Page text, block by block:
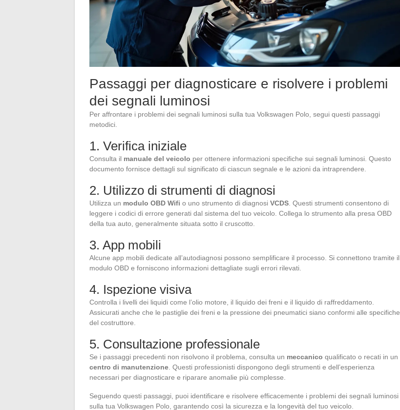
Passaggi per diagnosticare e risolvere i problemi
dei segnali luminosi
Per affrontare i problemi dei segnali luminosi sulla tua Volkswagen Polo, segui questi passaggi
metodici.
1. Verifica iniziale
Consulta il manuale del veicolo per ottenere informazioni specifiche sui segnali luminosi. Questo
documento fornisce dettagli sul significato di ciascun segnale e le azioni da intraprendere.
2. Utilizzo di strumenti di diagnosi
Utilizza un modulo OBD Wifi o uno strumento di diagnosi VCDS . Questi strumenti consentono di
leggere i codici di errore generati dal sistema del tuo veicolo. Collega lo strumento alla presa OBD
della tua auto, generalmente situata sotto il cruscotto.
3. App mobili
Alcune app mobili dedicate all’autodiagnosi possono semplificare il processo. Si connettono tramite il
modulo OBD e forniscono informazioni dettagliate sugli errori rilevati.
4. Ispezione visiva
Controlla i livelli dei liquidi come l’olio motore, il liquido dei freni e il liquido di raffreddamento.
Assicurati anche che le pastiglie dei freni e la pressione dei pneumatici siano conformi alle specifiche
del costruttore.
5. Consultazione professionale
Se i passaggi precedenti non risolvono il problema, consulta un meccanico qualificato o recati in un
centro di manutenzione . Questi professionisti dispongono degli strumenti e dell’esperienza
necessari per diagnosticare e riparare anomalie più complesse.
Seguendo questi passaggi, puoi identificare e risolvere efficacemente i problemi dei segnali luminosi
sulla tua Volkswagen Polo, garantendo così la sicurezza e la longevità del tuo veicolo.